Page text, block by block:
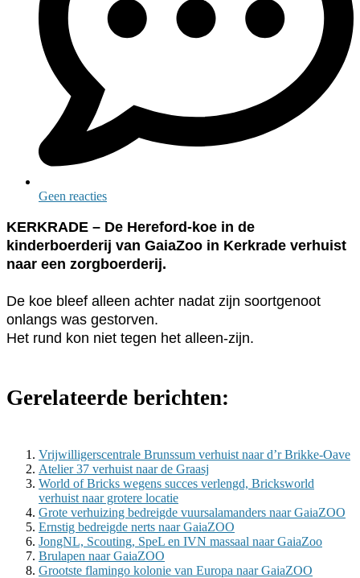
Geen reacties
KERKRADE – De Hereford-koe in de
kinderboerderij van GaiaZoo in Kerkrade verhuist
naar een zorgboerderij.
De koe bleef alleen achter nadat zijn soortgenoot
onlangs was gestorven.
Het rund kon niet tegen het alleen-zijn.
Gerelateerde berichten:
Vrijwilligerscentrale Brunssum verhuist naar d’r Brikke-Oave
Atelier 37 verhuist naar de Graasj
World of Bricks wegens succes verlengd, Bricksworld
verhuist naar grotere locatie
Grote verhuizing bedreigde vuursalamanders naar GaiaZOO
Ernstig bedreigde nerts naar GaiaZOO
JongNL, Scouting, SpeL en IVN massaal naar GaiaZoo
Brulapen naar GaiaZOO
Grootste flamingo kolonie van Europa naar GaiaZOO